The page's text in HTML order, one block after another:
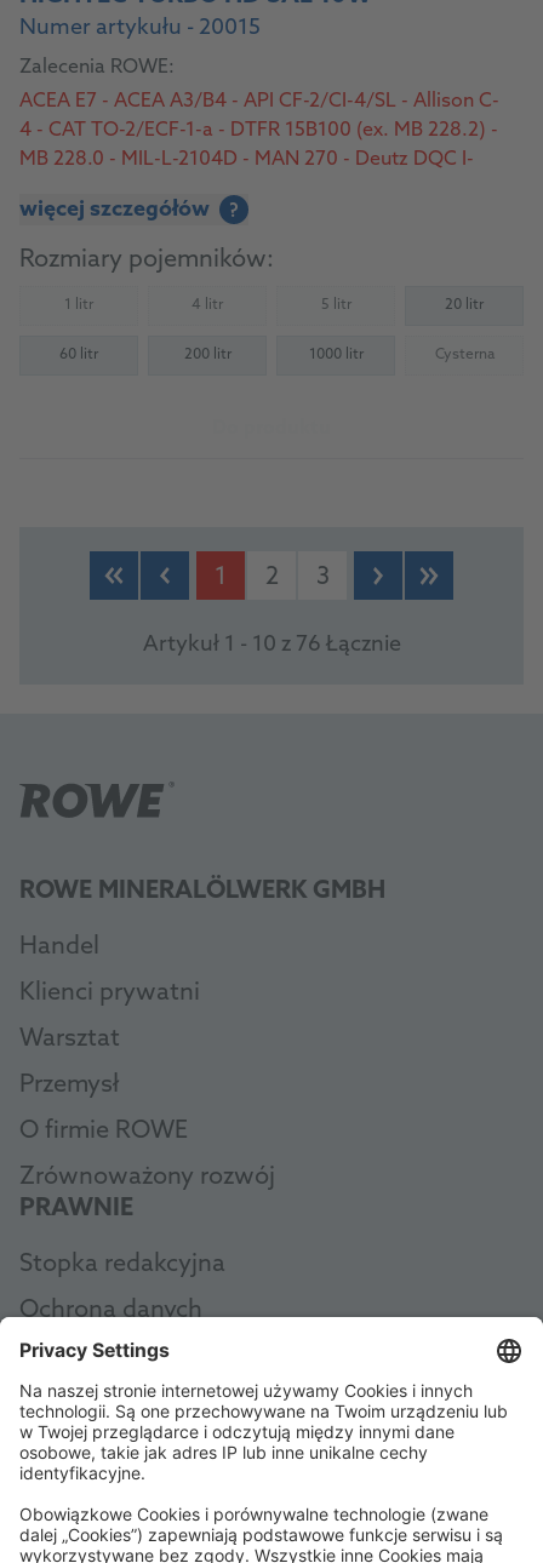
Numer artykułu - 20015
Zalecenia ROWE:
ACEA E7 - ACEA A3/B4 - API CF-2/CI-4/SL - Allison C-
4 - CAT TO-2/ECF-1-a - DTFR 15B100 (ex. MB 228.2) -
MB 228.0 - MIL-L-2104D - MAN 270 - Deutz DQC I-
VDS/VDS-2/VDS-3
więcej szczegółów ?
Rozmiary pojemników:
1 litr(Not available) 4 litr(Not available) 5 litr(Not available) 20 litr
60 litr 200 litr 1000 litr Cysterna
(Not
1 2 3
Artykuł 1 - 10 z 76 Łącznie
ROWE MINERALÖLWERK GMBH
Handel
Klienci prywatni
Warsztat
Przemysł
O firmie ROWE
Zrównoważony rozwój
PRAWNIE
Stopka redakcyjna
Ochrona danych
Ogólne zasady i warunki
AEB
Code of Conduct
ROWE SOCIAL